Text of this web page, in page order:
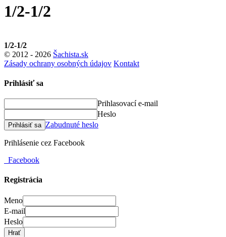
1/2-1/2
1/2-1/2
© 2012 - 2026 Šachista.sk
Zásady ochrany osobných údajov Kontakt
Prihlásiť sa
Prihlasovací e-mail
Heslo
Prihlásiť sa Zabudnuté heslo
Prihlásenie cez Facebook
Facebook
Registrácia
Meno
E-mail
Heslo
Hrať